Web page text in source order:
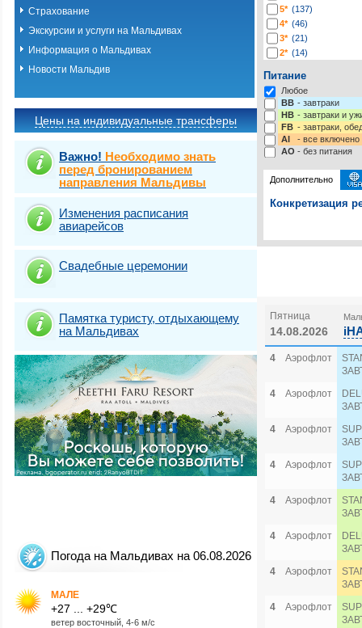
Страхование
Экскурсии и услуги на Мальдивах
Информация о Мальдивах
Новости Мальдив
Цены на индивидуальные трансферы
Важно! Необходимо знать
перед бронированием
направления Мальдивы
Изменения расписания
авиарейсов
Свадебные церемонии
Памятка туристу, отдыхающему
на Мальдивах
Погода на Мальдивах на 06.08.2026
МАЛЕ
+27 ... +29℃
ветер восточный, 4-6 м/с
5* (137)
4* (46)
3* (21)
2* (14)
Питание
Любое
BB - завтраки
HB - завтраки и
FB - завтраки,
AI
- все включено
AO - без питания
Дополнительно
Конкретизация
Пятница
14.08.2026
4 Аэрофлот
4
Аэрофлот
4
Аэрофлот
4
Аэрофлот
4
Аэрофлот
4
Аэрофлот
4
Аэрофлот
4
Аэрофлот